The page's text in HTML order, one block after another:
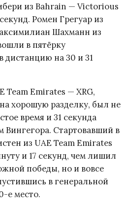
из Bahrain — Victorious
Ромен Грегуар из
Шахманн из
в пятёрку
дистанцию на 30 и 31
Team Emirates — XRG,
хорошую разделку, был не
время и 31 секунда
Вингегора. Стартовавший в
из UAE Team Emirates
и 17 секунд, чем лишил
победы, но и вовсе
в генеральной
е место.